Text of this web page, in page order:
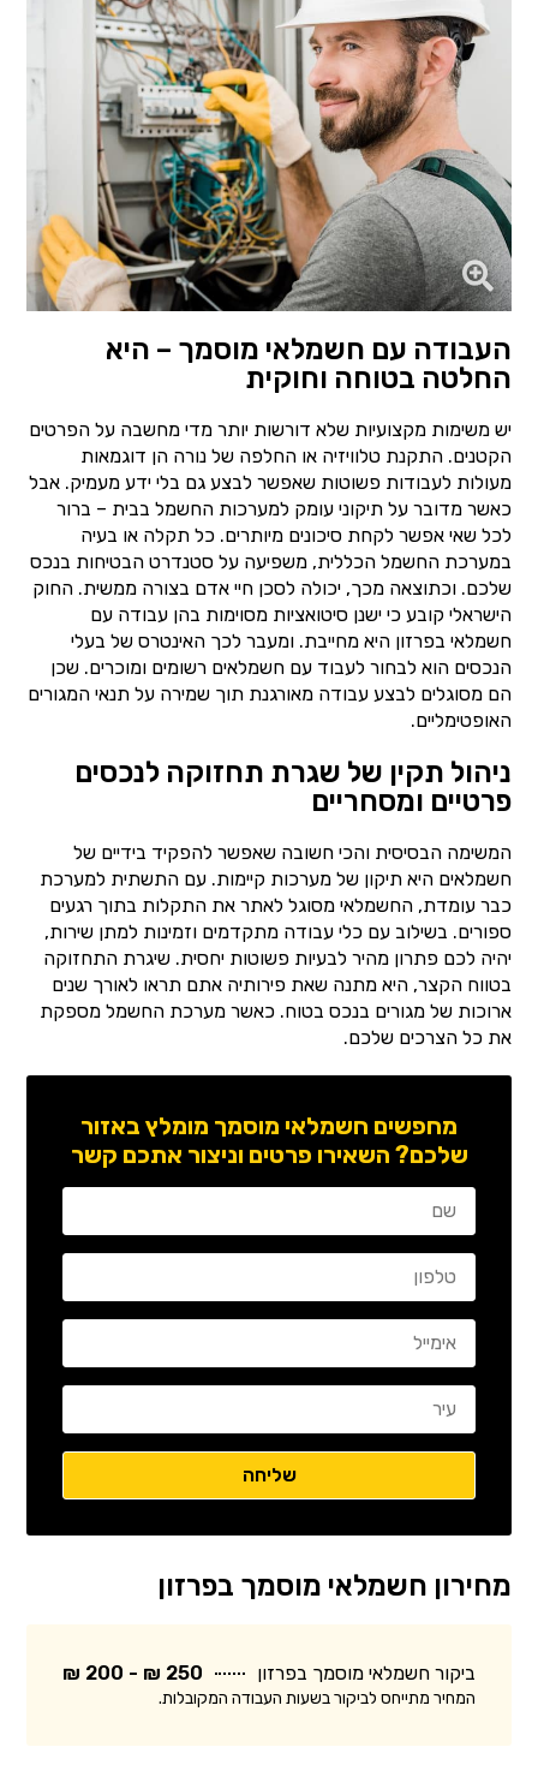
העבודה עם חשמלאי מוסמך – היא
החלטה בטוחה וחוקית
יש משימות מקצועיות שלא דורשות יותר מדי מחשבה על הפרטים
הקטנים. התקנת טלוויזיה או החלפה של נורה הן דוגמאות
מעולות לעבודות פשוטות שאפשר לבצע גם בלי ידע מעמיק. אבל
כאשר מדובר על תיקוני עומק למערכות החשמל בבית – ברור
לכל שאי אפשר לקחת סיכונים מיותרים. כל תקלה או בעיה
במערכת החשמל הכללית, משפיעה על סטנדרט הבטיחות בנכס
שלכם. וכתוצאה מכך, יכולה לסכן חיי אדם בצורה ממשית. החוק
הישראלי קובע כי ישנן סיטואציות מסוימות בהן עבודה עם
חשמלאי בפרזון היא מחייבת. ומעבר לכך האינטרס של בעלי
הנכסים הוא לבחור לעבוד עם חשמלאים רשומים ומוכרים. שכן
הם מסוגלים לבצע עבודה מאורגנת תוך שמירה על תנאי המגורים
האופטימליים.
ניהול תקין של שגרת תחזוקה לנכסים
פרטיים ומסחריים
המשימה הבסיסית והכי חשובה שאפשר להפקיד בידיים של
חשמלאים היא תיקון של מערכות קיימות. עם התשתית למערכת
כבר עומדת, החשמלאי מסוגל לאתר את התקלות בתוך רגעים
ספורים. בשילוב עם כלי עבודה מתקדמים וזמינות למתן שירות,
יהיה לכם פתרון מהיר לבעיות פשוטות יחסית. שיגרת התחזוקה
בטווח הקצר, היא מתנה שאת פירותיה אתם תראו לאורך שנים
ארוכות של מגורים בנכס בטוח. כאשר מערכת החשמל מספקת
את כל הצרכים שלכם.
מחפשים חשמלאי מוסמך מומלץ באזור
שלכם? השאירו פרטים וניצור אתכם קשר
מחירון חשמלאי מוסמך בפרזון
ביקור חשמלאי מוסמך בפרזון 250 ₪ - 200 ₪
המחיר מתייחס לביקור בשעות העבודה המקובלות.